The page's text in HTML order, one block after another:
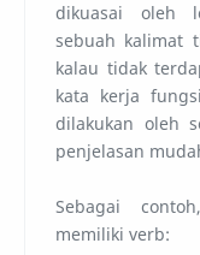
dikuasai oleh
sebuah kalimat
kalau tidak
kata kerja
dilakukan oleh
penjelasan
Sebagai
memiliki verb: